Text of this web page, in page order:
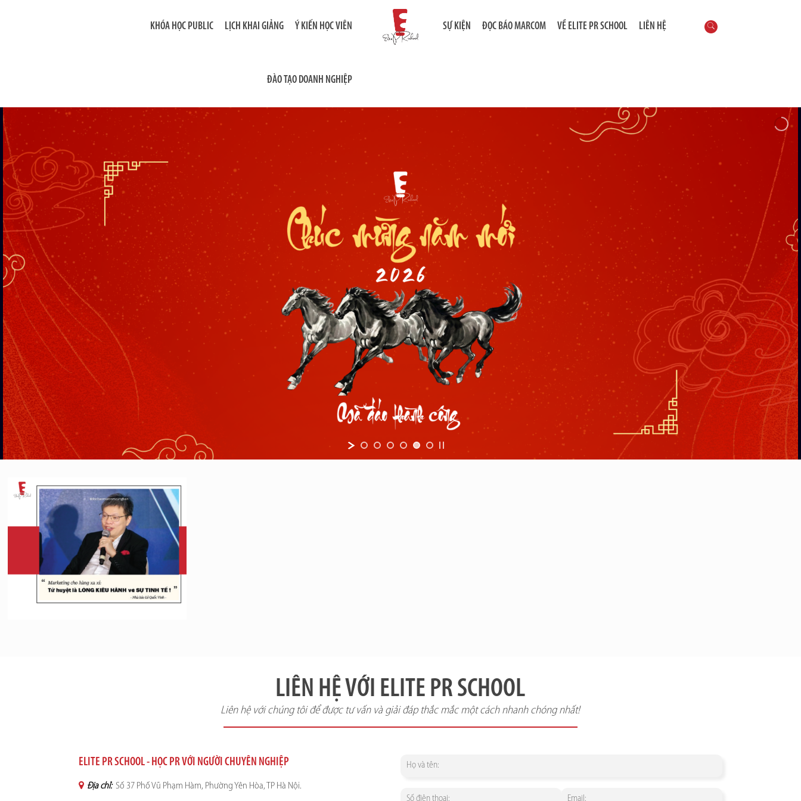
KHÓA HỌC PUBLIC LỊCH KHAI GIẢNG Ý KIẾN HỌC VIÊN
ĐÀO TẠO DOANH NGHIỆP
SỰ KIỆN ĐỌC BÁO MARCOM VỀ ELITE PR SCHOOL LIÊN HỆ
LIÊN HỆ VỚI ELITE PR SCHOOL
Liên hệ với chúng tôi để được tư vấn và giải đáp thắc mắc một cách nhanh chóng nhất!
ELITE PR SCHOOL - HỌC PR VỚI NGƯỜI CHUYÊN NGHIỆP
Địa chỉ: Số 37 Phố Vũ Phạm Hàm, Phường Yên Hòa, TP Hà Nội.